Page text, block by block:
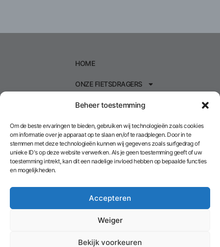
Beheer toestemming
Om de beste ervaringen te bieden, gebruiken wij technologieën zoals cookies
om informatie over je apparaat op te slaan en/of te raadplegen. Door in te
stemmen met deze technologieën kunnen wij gegevens zoals surfgedrag of
unieke ID's op deze website verwerken. Als je geen toestemming geeft of uw
toestemming intrekt, kan dit een nadelige invloed hebben op bepaalde functies
en mogelijkheden.
Accepteren
Weiger
Bekijk voorkeuren
Algemene voorwaarden
HOME
ONZE FIETSDRAGERS
TREKHAAKDRAGERS
KOFFERDRAGERS
ONZE ACCESSOIRES
CONTACT